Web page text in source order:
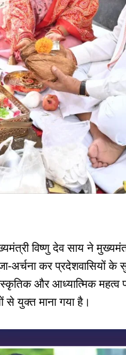
विष्णु देव साय ने मुख्यमंत्री
अर्चना कर प्रदेशवासियों के
और आध्यात्मिक महत्व
से युक्त माना गया है।